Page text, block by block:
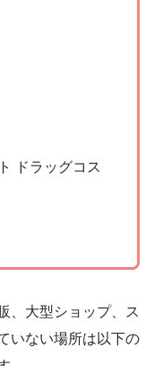
ドラッグコス
、大型ショップ、ス
いない場所は以下の